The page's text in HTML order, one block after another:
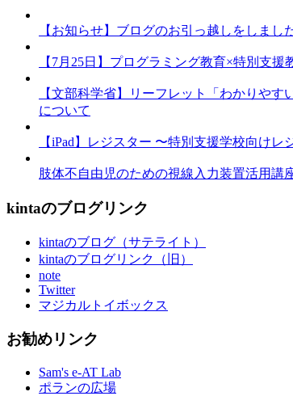
【お知らせ】ブログのお引っ越しをしまし
【7月25日】プログラミング教育×特別支
【文部科学省】リーフレット「わかりや
について
【iPad】レジスター 〜特別支援学校向けレ
肢体不自由児のための視線入力装置活用講
kintaのブログリンク
kintaのブログ（サテライト）
kintaのブログリンク（旧）
note
Twitter
マジカルトイボックス
お勧めリンク
Sam's e-AT Lab
ポランの広場